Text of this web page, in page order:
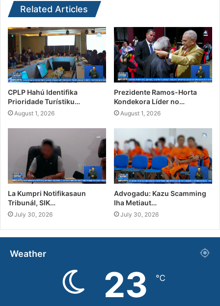
Related Articles
CPLP Hahú Identifika
Prioridade Turístiku…
August 1, 2026
Prezidente Ramos-Horta
Kondekora Líder no…
August 1, 2026
La Kumpri Notifikasaun
Tribunál, SIK…
July 30, 2026
Advogadu: Kazu Scamming
Iha Metiaut…
July 30, 2026
Weather
23 ℃